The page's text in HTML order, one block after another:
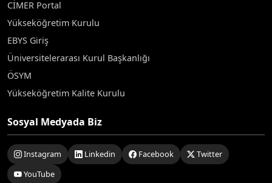
CİMER Portal
Yükseköğretim Kurulu
EBYS Giriş
Üniversitelerarası Kurul Başkanlığı
ÖSYM
Yükseköğretim Kalite Kurulu
Sosyal Medyada Biz
Instagram Linkedin Facebook
Twitter
YouTube